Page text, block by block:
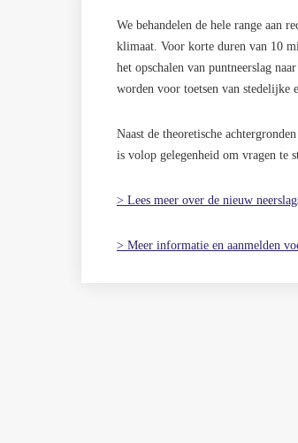
We behandelen de hele range aan
klimaat. Voor korte duren van 10
het opschalen van puntneerslag
worden voor toetsen van stedelijke
Naast de theoretische
is volop gelegenheid om vragen te
> Lees meer over de nieuw
> Meer informatie en aanmelden